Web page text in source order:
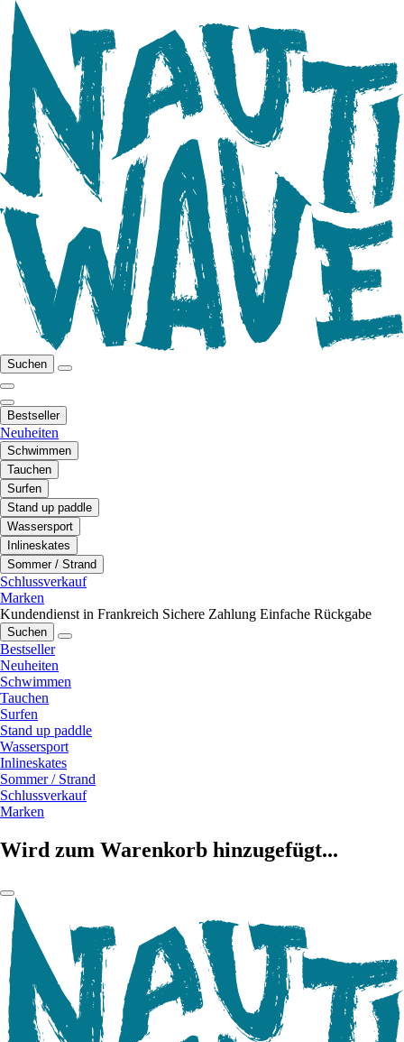
Suchen
Bestseller
Neuheiten
Schwimmen
Tauchen
Surfen
Stand up paddle
Wassersport
Inlineskates
Sommer / Strand
Schlussverkauf
Marken
Kundendienst in Frankreich Sichere Zahlung Einfache Rückgabe
Suchen
Bestseller
Neuheiten
Schwimmen
Tauchen
Surfen
Stand up paddle
Wassersport
Inlineskates
Sommer / Strand
Schlussverkauf
Marken
Wird zum Warenkorb hinzugefügt...